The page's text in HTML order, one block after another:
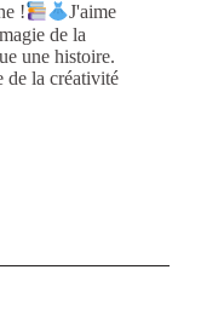
!
J'aime
de la
une histoire.
de la créativité